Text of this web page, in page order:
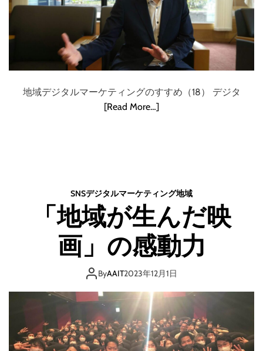
地域デジタルマーケティングのすすめ（18） デジタ
[Read More…]
SNSデジタルマーケティング地域
「地域が生んだ映
画」の感動力
ByAAIT2023年12月1日